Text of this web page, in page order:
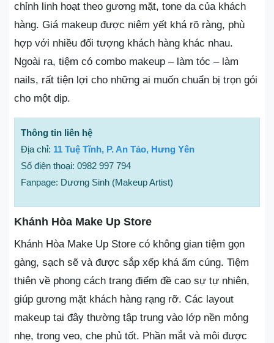
chỉnh linh hoạt theo gương mặt, tone da của khách
hàng. Giá makeup được niêm yết khá rõ ràng, phù
hợp với nhiều đối tượng khách hàng khác nhau.
Ngoài ra, tiệm có combo makeup – làm tóc – làm
nails, rất tiện lợi cho những ai muốn chuẩn bị trọn gói
cho một dịp.
Thông tin liên hệ
Địa chỉ: 11 Tuệ Tĩnh, P. An Tảo, Hưng Yên
Số điện thoại: 0982 997 794
Fanpage: Dương Sinh (Makeup Artist)
Khánh Hòa Make Up Store
Khánh Hòa Make Up Store có không gian tiệm gọn
gàng, sạch sẽ và được sắp xếp khá ấm cúng. Tiệm
thiên về phong cách trang điểm đề cao sự tự nhiên,
giúp gương mặt khách hàng rạng rỡ. Các layout
makeup tại đây thường tập trung vào lớp nền mỏng
nhẹ, trong veo, che phủ tốt. Phần mắt và môi được